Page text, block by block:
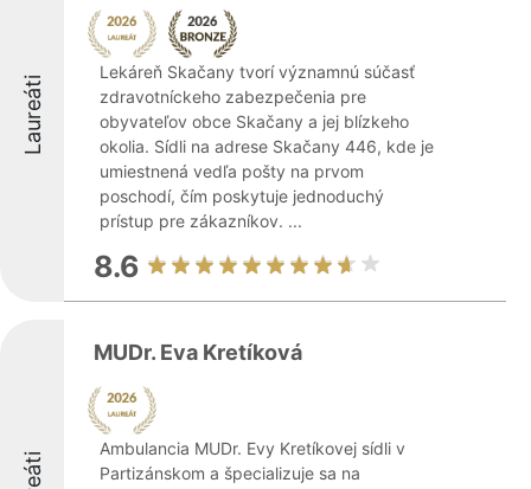
Laureáti
Lekáreň Skačany tvorí významnú súčasť
zdravotníckeho zabezpečenia pre
obyvateľov obce Skačany a jej blízkeho
okolia. Sídli na adrese Skačany 446, kde je
umiestnená vedľa pošty na prvom
poschodí, čím poskytuje jednoduchý
prístup pre zákazníkov. ...
8.6
MUDr. Eva Kretíková
Ambulancia MUDr. Evy Kretíkovej sídli v
Partizánskom a špecializuje sa na